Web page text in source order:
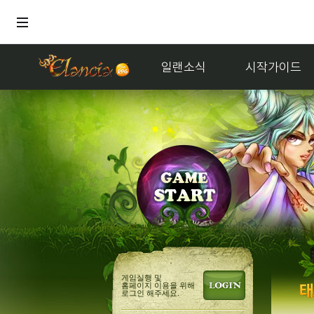
일랜소식 시작가이드
게임실행 및
홈페이지 이용을 위해
로그인 해주세요.